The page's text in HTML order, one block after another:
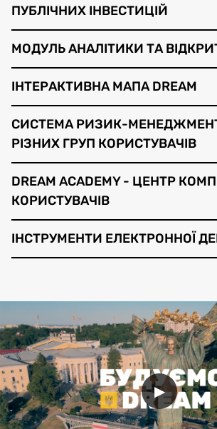
ПУБЛІЧНИХ ІНВЕСТИЦІЙ
МОДУЛЬ АНАЛІТИКИ ТА
ІНТЕРАКТИВНА МАПА DREAM
СИСТЕМА РИЗИК-
РІЗНИХ ГРУП КОРИСТУВАЧІВ
DREAM ACADEMY - ЦЕНТР
КОРИСТУВАЧІВ
ІНСТРУМЕНТИ ЕЛЕКТРОННОЇ
▶